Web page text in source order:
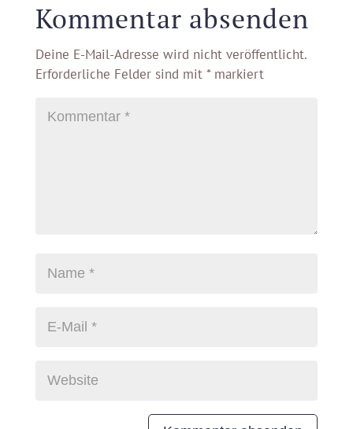
Kommentar absenden
Deine E-Mail-Adresse wird nicht veröffentlicht.
Erforderliche Felder sind mit *markiert